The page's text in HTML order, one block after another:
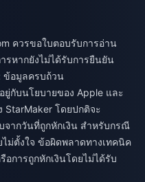
ควรขอใบตอบรับการอ่าน
รหากยังไม่ได้รับการยืนยัน
ข้อมูลครบถ้วน
ยู่กับนโยบายของ Apple และ
StarMaker โดยปกติจะ
จากวันที่ถูกหักเงิน สำหรับกรณี
ม่ตั้งใจ ข้อผิดพลาดทางเทคนิค
อการถูกหักเงินโดยไม่ได้รับ